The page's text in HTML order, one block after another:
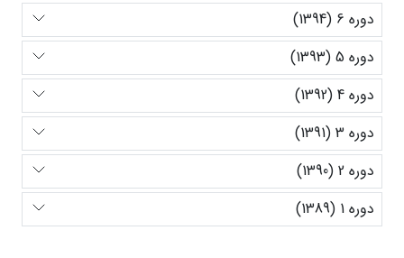
دوره 6 (1394)
دوره 5 (1393)
دوره 4 (1392)
دوره 3 (1391)
دوره 2 (1390)
دوره 1 (1389)